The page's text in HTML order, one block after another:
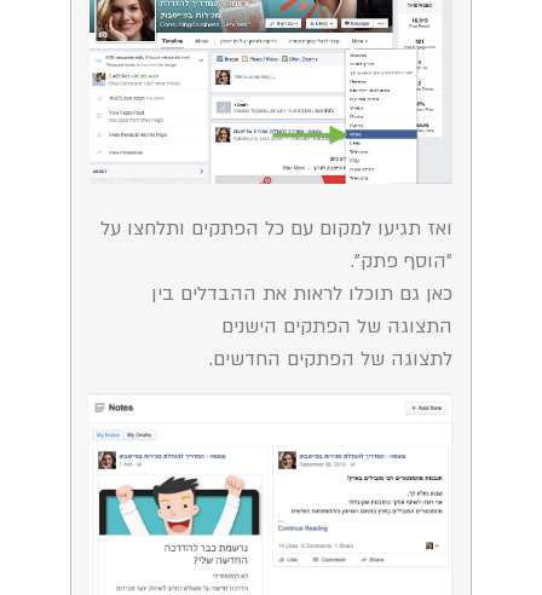
ואז תגיעו למקום עם כל הפתקים ותלחצו על
״הוסף פתק״.
כאן גם תוכלו לראות את ההבדלים בין
התצוגה של הפתקים הישנים
לתצוגה של הפתקים החדשים.